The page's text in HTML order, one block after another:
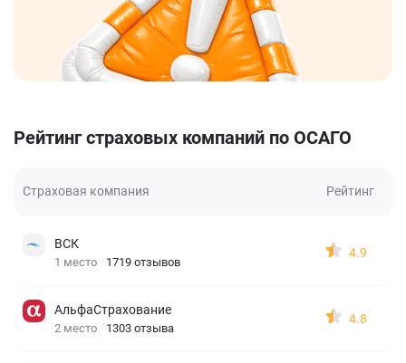
Рейтинг страховых компаний по ОСАГО
Страховая компания Рейтинг
ВСК
1 место 1719 отзывов
4.9
АльфаСтрахование
2 место 1303 отзыва
4.8